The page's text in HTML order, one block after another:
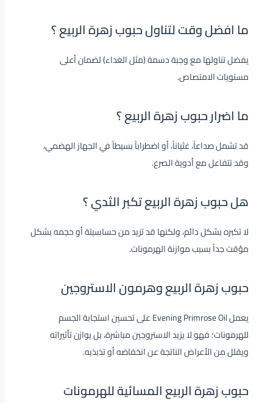
ما افضل وقت لتناول حبوب زهرة الربيع ؟
يفضل تناولها مع وجبة دسمة (مثل الغداء) لضمان أعلى
مستويات الامتصاص.
ما اضرار حبوب زهرة الربيع ؟
قد تشمل صداعاً، غثياناً، أو اضطراباً بسيطاً في الجهاز الهضمي،
وقد تتفاعل مع أدوية الصرع.
هل حبوب زهرة الربيع تكبر الثدي ؟
لا تكبره بشكل دائم، ولكنها قد تزيد من حساسيتة أو حجمه بشكل
مؤقت جداً بسبب موازنة الهرمونات.
حبوب زهرة الربيع وهرمون الاستروجين
يعمل Evening Primrose Oil على تحسين استجابة الجسم
للهرمونات؛ فهو لا يزيد الاستروجين مباشرة، بل يوازن تأثيراته
ويقلل من الأعراض الناتجة عن انخفاضه أو تذبذبه.
حبوب زهرة الربيع المسائية للهرمونات